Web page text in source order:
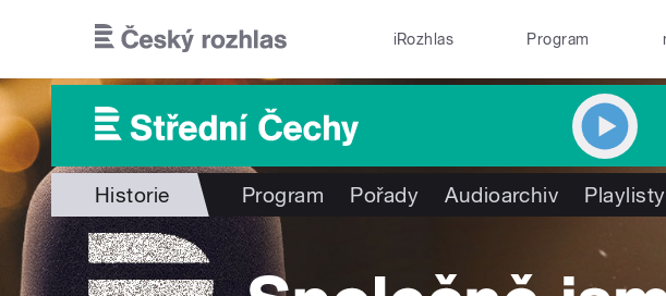
iRozhlas Program
Historie Program Pořady Audioarchiv Playlisty